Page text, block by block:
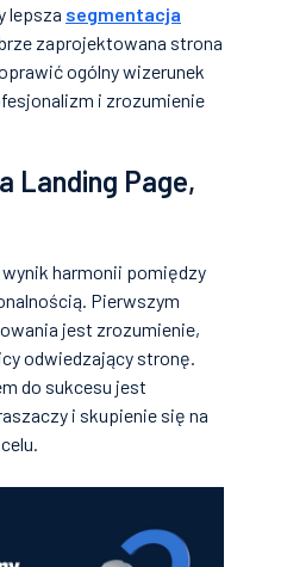
lepsza segmentacja
zaprojektowana strona
ogólny wizerunek
i zrozumienie
Landing Page,
harmonii pomiędzy
Pierwszym
jest zrozumienie,
odwiedzający stronę.
do sukcesu jest
i skupienie się na